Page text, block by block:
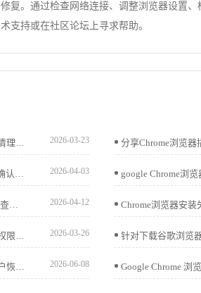
复。通过检查网络连接、调整浏览器设置
支持或在社区论坛上寻求帮助。
谷歌浏览器下载页面无响应，常因脚本加载失败，建议关闭扩展、清理缓存并检查网络状态改善体验。 2026-03-23
推荐多款google浏览器完整性验证工具，介绍使用方法，帮助用户确认文件安全无误，防止安装出错。 2026-04-03
详细分析Chrome浏览器无法打开网页的多种原因，提供实用故障排查步骤和解决方案，帮助用户恢复正常浏览。 2026-04-12
谷歌浏览器下载文件夹无法访问或保存失败，可通过右键属性设置权限，将当前用户加入“完全控制”以恢复读写权限。 2026-03-26
介绍谷歌浏览器视频播放异常黑屏的排查思路与解决方案，帮助用户恢复正常视频播放。 2026-06-08